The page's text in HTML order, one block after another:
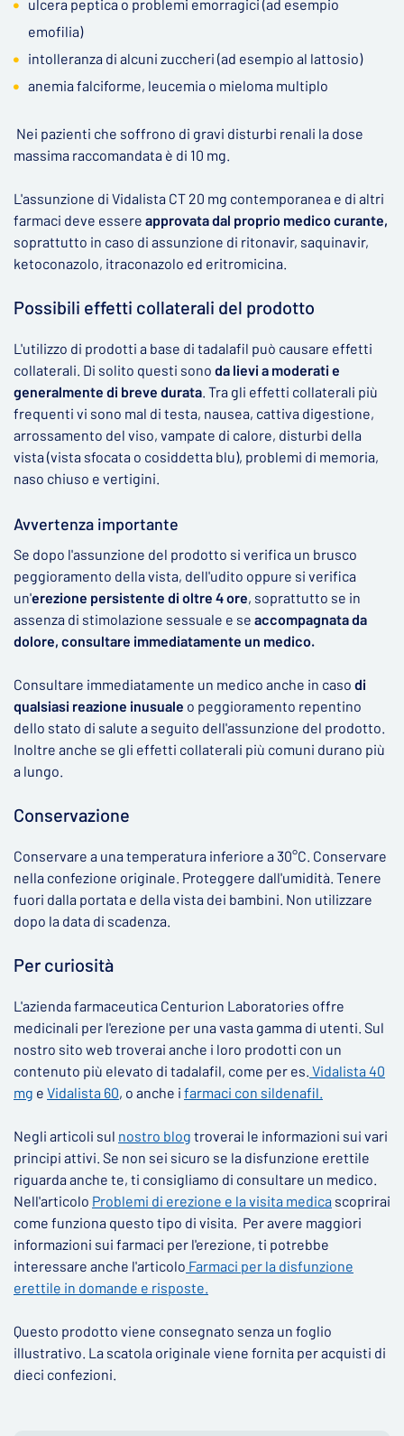
ulcera peptica o problemi emorragici (ad esempio
emofilia)
intolleranza di alcuni zuccheri (ad esempio al lattosio)
anemia falciforme, leucemia o mieloma multiplo
Nei pazienti che soffrono di gravi disturbi renali la dose
massima raccomandata è di 10 mg.
L'assunzione di Vidalista CT 20 mg contemporanea e di altri
farmaci deve essere approvata dal proprio medico curante,
soprattutto in caso di assunzione di ritonavir, saquinavir,
ketoconazolo, itraconazolo ed eritromicina.
Possibili effetti collaterali del prodotto
L'utilizzo di prodotti a base di tadalafil può causare effetti
collaterali. Di solito questi sono da lievi a moderati e
generalmente di breve durata. Tra gli effetti collaterali più
frequenti vi sono mal di testa, nausea, cattiva digestione,
arrossamento del viso, vampate di calore, disturbi della
vista (vista sfocata o cosiddetta blu), problemi di memoria,
naso chiuso e vertigini.
Avvertenza importante
Se dopo l'assunzione del prodotto si verifica un brusco
peggioramento della vista, dell'udito oppure si verifica
un'erezione persistente di oltre 4 ore, soprattutto se in
assenza di stimolazione sessuale e se accompagnata da
dolore, consultare immediatamente un medico.
Consultare immediatamente un medico anche in caso di
qualsiasi reazione inusuale o peggioramento repentino
dello stato di salute a seguito dell'assunzione del prodotto.
Inoltre anche se gli effetti collaterali più comuni durano più
a lungo.
Conservazione
Conservare a una temperatura inferiore a 30°C. Conservare
nella confezione originale. Proteggere dall'umidità. Tenere
fuori dalla portata e della vista dei bambini. Non utilizzare
dopo la data di scadenza.
Per curiosità
L'azienda farmaceutica Centurion Laboratories offre
medicinali per l'erezione per una vasta gamma di utenti. Sul
nostro sito web troverai anche i loro prodotti con un
contenuto più elevato di tadalafil, come per es. Vidalista 40
mg e Vidalista 60, o anche i farmaci con sildenafil.
Negli articoli sul nostro blog troverai le informazioni sui vari
principi attivi. Se non sei sicuro se la disfunzione erettile
riguarda anche te, ti consigliamo di consultare un medico.
Nell'articolo Problemi di erezione e la visita medica scoprirai
come funziona questo tipo di visita. Per avere maggiori
informazioni sui farmaci per l'erezione, ti potrebbe
interessare anche l'articolo Farmaci per la disfunzione
erettile in domande e risposte.
Questo prodotto viene consegnato senza un foglio
illustrativo. La scatola originale viene fornita per acquisti di
dieci confezioni.